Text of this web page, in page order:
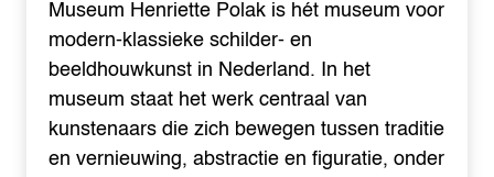
Museum Henriette Polak is hét museum voor
modern-klassieke schilder- en
beeldhouwkunst in Nederland. In het
museum staat het werk centraal van
kunstenaars die zich bewegen tussen traditie
en vernieuwing, abstractie en figuratie, onder